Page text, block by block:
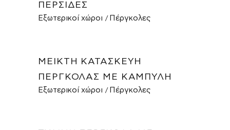
ΠΕΡΣΊΔΕΣ
Εξωτερικοί χώροι Πέργκολες
ΜΕΙΚΤΉ ΚΑΤΑΣΚΕΥΉ
ΠΈΡΓΚΟΛΑΣ ΜΕ ΚΑΜΠΎΛΗ
Εξωτερικοί χώροι Πέργκολες